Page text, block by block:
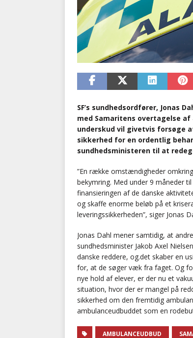
SF’s sundhedsordfører, Jonas
med Samaritens overtagelse
underskud vil givetvis forsøge
sikkerhed for en ordentlig
sundhedsministeren til at
”En række omstændigheder
bekymring. Med under 9 måneder
finansieringen af de danske
og skaffe enorme beløb på et
leveringssikkerheden”, siger Jonas
Jonas Dahl mener samtidig, at
sundhedsminister Jakob Axel
danske reddere, og.det skaber en
for, at de søger væk fra faget. Og
nye hold af elever, er der nu et
situation, hvor der er mangel på
sikkerhed om den fremtidig
ambulanceudbuddet som en
AMBULANCEUDBUD